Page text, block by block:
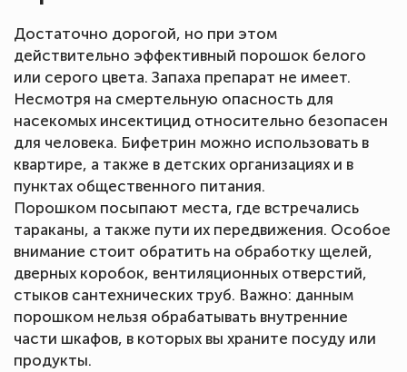
Достаточно дорогой, но при этом
действительно эффективный порошок белого
или серого цвета. Запаха препарат не имеет.
Несмотря на смертельную опасность для
насекомых инсектицид относительно безопасен
для человека. Бифетрин можно использовать в
квартире, а также в детских организациях и в
пунктах общественного питания.
Порошком посыпают места, где встречались
тараканы, а также пути их передвижения. Особое
внимание стоит обратить на обработку щелей,
дверных коробок, вентиляционных отверстий,
стыков сантехнических труб. Важно: данным
порошком нельзя обрабатывать внутренние
части шкафов, в которых вы храните посуду или
продукты.